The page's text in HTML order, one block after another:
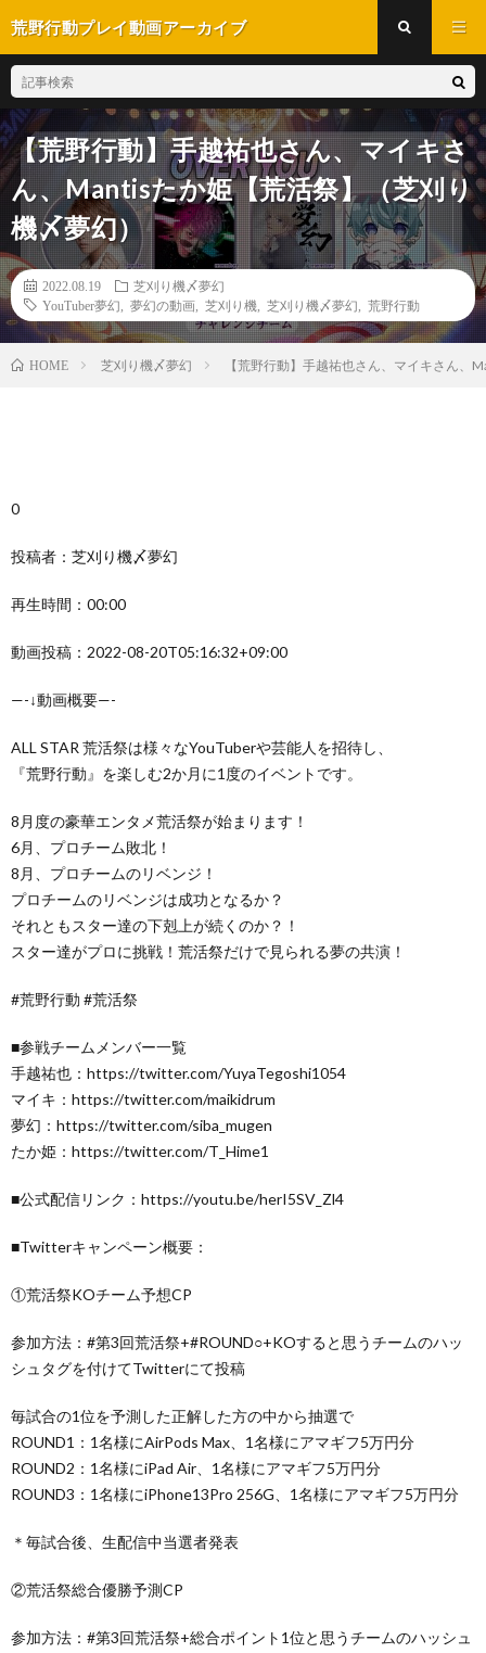
荒野行動プレイ動画アーカイブ
【荒野行動】手越祐也さん、マイキさ
ん、Mantisたか姫【荒活祭】（芝刈り
機〆夢幻）
2022.08.19
芝刈り機〆夢幻
YouTuber夢幻
夢幻の動画 芝刈り機 芝刈り機〆夢幻 荒野行動
HOME 芝刈り機〆夢幻 【荒野行動】手越祐也さん、マイキさん、
0
投稿者：芝刈り機〆夢幻
再生時間：00:00
動画投稿：2022-08-20T05:16:32+09:00
—-↓動画概要—-
ALL STAR 荒活祭は様々なYouTuberや芸能人を招待し、
『荒野行動』を楽しむ2か月に1度のイベントです。
8月度の豪華エンタメ荒活祭が始まります！
6月、プロチーム敗北！
8月、プロチームのリベンジ！
プロチームのリベンジは成功となるか？
それともスター達の下剋上が続くのか？！
スター達がプロに挑戦！荒活祭だけで見られる夢の共演！
#荒野行動 #荒活祭
■参戦チームメンバー一覧
手越祐也：https://twitter.com/YuyaTegoshi1054
マイキ：https://twitter.com/maikidrum
夢幻：https://twitter.com/siba_mugen
たか姫：https://twitter.com/T_Hime1
■公式配信リンク：https://youtu.be/herI5SV_Zl4
■Twitterキャンペーン概要：
①荒活祭KOチーム予想CP
参加方法：#第3回荒活祭+#ROUND○+KOすると思うチームのハッ
シュタグを付けてTwitterにて投稿
毎試合の1位を予測した正解した方の中から抽選で
ROUND1：1名様にAirPods Max、1名様にアマギフ5万円分
ROUND2：1名様にiPad Air、1名様にアマギフ5万円分
ROUND3：1名様にiPhone13Pro 256G、1名様にアマギフ5万円分
＊毎試合後、生配信中当選者発表
②荒活祭総合優勝予測CP
参加方法：#第3回荒活祭+総合ポイント1位と思うチームのハッシュ